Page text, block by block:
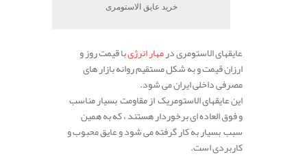
خرید عایق الاستومری
عایقهای الاستومری درمهار انرژیبا قیمت روز و
ارزان قیمت و به شکل مستقیم روانه بازار های
مصرفی داخلی ایران می شود.
این عایقهای الاستومریک از مقاومت بسیار مناسب
و فوق العاده ای برخوردار هستند ، که به همین
سبب بسیار به کار گرفته می شود و عایق محبوب و
کاربردی است.